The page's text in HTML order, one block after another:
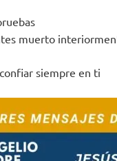
muerto
siempre en ti